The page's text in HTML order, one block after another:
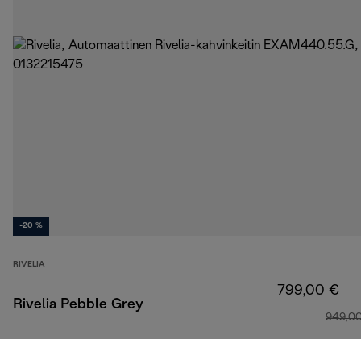
-20 %
RIVELIA
Rivelia Pebble Grey
799,00 €